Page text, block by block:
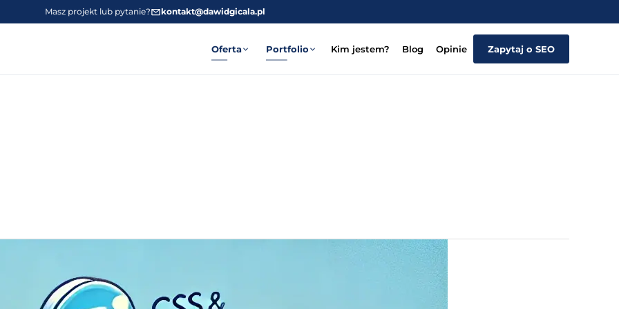
Masz projekt lub pytanie? kontakt@dawidgicala.pl
Oferta Portfolio Kim jestem? Blog Opinie Zapytaj o SEO